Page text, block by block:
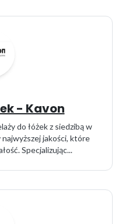
- Kavon
do łóżek z siedzibą w
jakości, które
Specjalizując...